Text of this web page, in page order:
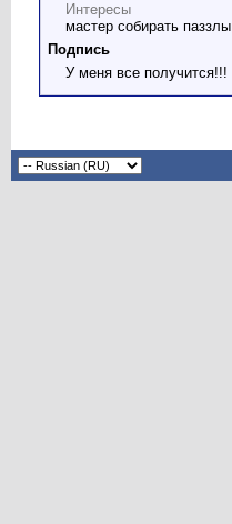
Интересы
мастер собирать паззлы
Подпись
У меня все получится!!!